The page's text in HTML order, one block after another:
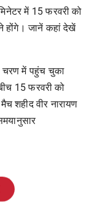
में 15फरवरी को
होंगे। जानें कहां देखें
में पहुंच चुका
15 फरवरी को
शहीद वीर नारायण